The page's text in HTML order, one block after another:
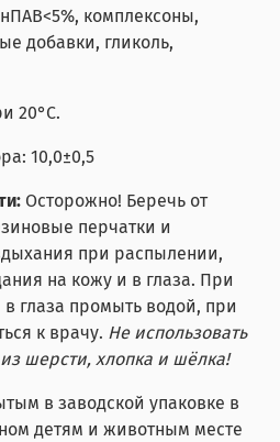
комплексоны,
добавки, гликоль,
20°С.
10,0±0,5
Осторожно! Беречь от
перчатки и
при распылении,
на кожу и в глаза. При
глаза промыть водой, при
к врачу. Не использовать
шерсти, хлопка и шёлка!
в заводской упаковке в
детям и животным месте